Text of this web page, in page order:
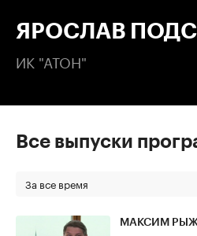
ЯРОСЛАВ
ИК "АТОН"
Все выпуски
За все время
МАКСИМ